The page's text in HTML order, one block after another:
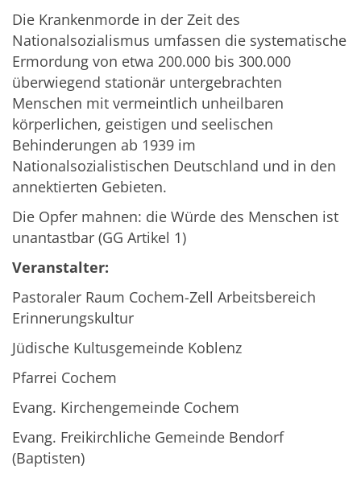
Die Krankenmorde in der Zeit des
Nationalsozialismus umfassen die systematische
Ermordung von etwa 200.000 bis 300.000
überwiegend stationär untergebrachten
Menschen mit vermeintlich unheilbaren
körperlichen, geistigen und seelischen
Behinderungen ab 1939 im
Nationalsozialistischen Deutschland und in den
annektierten Gebieten.
Die Opfer mahnen: die Würde des Menschen ist
unantastbar (GG Artikel 1)
Veranstalter:
Pastoraler Raum Cochem-Zell Arbeitsbereich
Erinnerungskultur
Jüdische Kultusgemeinde Koblenz
Pfarrei Cochem
Evang. Kirchengemeinde Cochem
Evang. Freikirchliche Gemeinde Bendorf
(Baptisten)